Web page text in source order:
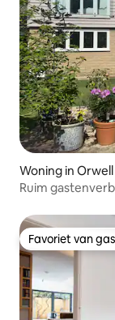
Woning in Orwell
Ruim
Favoriet van
Favoriet van